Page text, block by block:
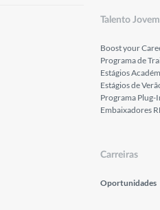
Talento Jovem
Boost your
Programa de
Estágios
Estágios de
Programa Plug-
Embaixadores
Carreiras
Oportunidades